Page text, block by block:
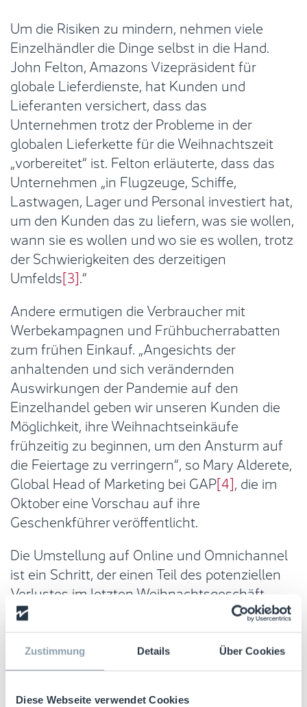
Zustimmung Details Über Cookies
Diese Webseite verwendet Cookies
Um die Risiken zu mindern, nehmen viele
Einzelhändler die Dinge selbst in die Hand.
John Felton, Amazons Vizepräsident für
globale Lieferdienste, hat Kunden und
Lieferanten versichert, dass das
Unternehmen trotz der Probleme in der
globalen Lieferkette für die Weihnachtszeit
„vorbereitet“ ist. Felton erläuterte, dass das
Unternehmen „in Flugzeuge, Schiffe,
Lastwagen, Lager und Personal investiert hat,
um den Kunden das zu liefern, was sie wollen,
wann sie es wollen und wo sie es wollen, trotz
der Schwierigkeiten des derzeitigen
Umfelds[3].“
Andere ermutigen die Verbraucher mit
Werbekampagnen und Frühbucherrabatten
zum frühen Einkauf. „Angesichts der
anhaltenden und sich verändernden
Auswirkungen der Pandemie auf den
Einzelhandel geben wir unseren Kunden die
Möglichkeit, ihre Weihnachtseinkäufe
frühzeitig zu beginnen, um den Ansturm auf
die Feiertage zu verringern“, so Mary Alderete,
Global Head of Marketing bei GAP[4], die im
Oktober eine Vorschau auf ihre
Geschenkführer veröffentlicht.
Die Umstellung auf Online und Omnichannel
ist ein Schritt, der einen Teil des potenziellen
Verlustes im letzten Weihnachtsgeschäft
gemildert hat. Das Kaufverhalten der
Verbraucher änderte sich in einem noch nie
dagewesenen Tempo. Aber dieser Wandel, der
sich wahrscheinlich fortsetzen wird, hat auch